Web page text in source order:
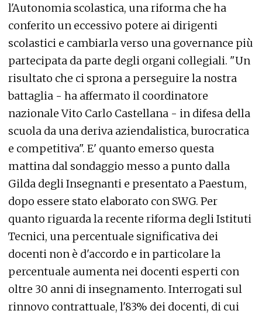
l'Autonomia scolastica, una riforma che ha
conferito un eccessivo potere ai dirigenti
scolastici e cambiarla verso una governance più
partecipata da parte degli organi collegiali. "Un
risultato che ci sprona a perseguire la nostra
battaglia - ha affermato il coordinatore
nazionale Vito Carlo Castellana - in difesa della
scuola da una deriva aziendalistica, burocratica
e competitiva". E' quanto emerso questa
mattina dal sondaggio messo a punto dalla
Gilda degli Insegnanti e presentato a Paestum,
dopo essere stato elaborato con SWG. Per
quanto riguarda la recente riforma degli Istituti
Tecnici, una percentuale significativa dei
docenti non è d'accordo e in particolare la
percentuale aumenta nei docenti esperti con
oltre 30 anni di insegnamento. Interrogati sul
rinnovo contrattuale, l'83% dei docenti, di cui